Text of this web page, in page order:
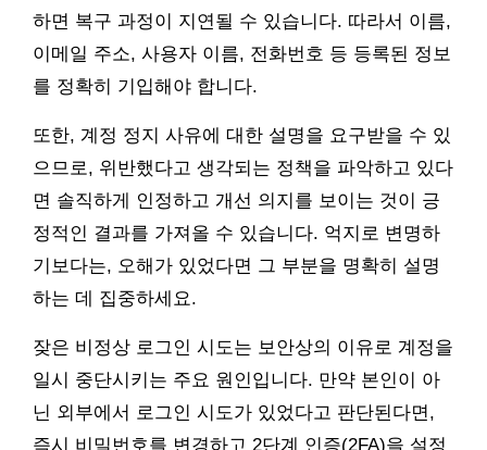
하면 복구 과정이 지연될 수 있습니다. 따라서 이름,
이메일 주소, 사용자 이름, 전화번호 등 등록된 정보
를 정확히 기입해야 합니다.
또한, 계정 정지 사유에 대한 설명을 요구받을 수 있
으므로, 위반했다고 생각되는 정책을 파악하고 있다
면 솔직하게 인정하고 개선 의지를 보이는 것이 긍
정적인 결과를 가져올 수 있습니다. 억지로 변명하
기보다는, 오해가 있었다면 그 부분을 명확히 설명
하는 데 집중하세요.
잦은 비정상 로그인 시도는 보안상의 이유로 계정을
일시 중단시키는 주요 원인입니다. 만약 본인이 아
닌 외부에서 로그인 시도가 있었다고 판단된다면,
즉시 비밀번호를 변경하고 2단계 인증(2FA)을 설정